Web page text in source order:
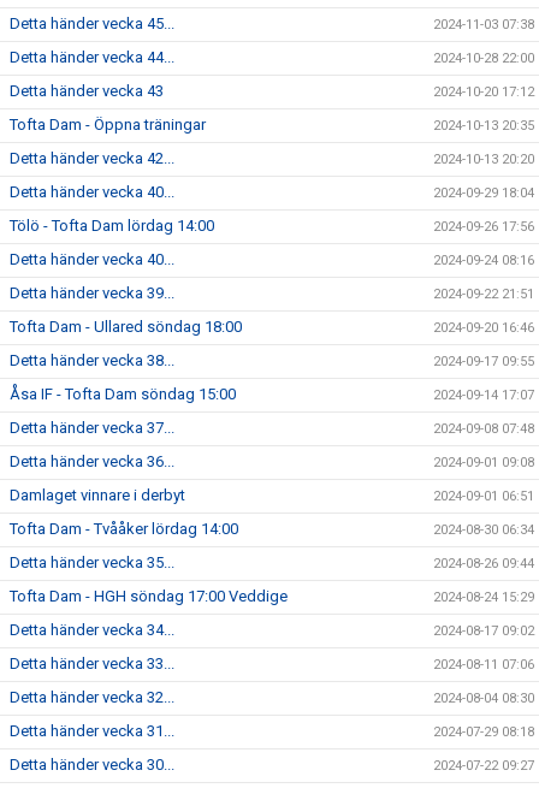
Detta händer vecka 45... 2024-11-03 07:38
Detta händer vecka 44... 2024-10-28 22:00
Detta händer vecka 43 2024-10-20 17:12
Tofta Dam - Öppna träningar 2024-10-13 20:35
Detta händer vecka 42... 2024-10-13 20:20
Detta händer vecka 40... 2024-09-29 18:04
Tölö - Tofta Dam lördag 14:00 2024-09-26 17:56
Detta händer vecka 40... 2024-09-24 08:16
Detta händer vecka 39... 2024-09-22 21:51
Tofta Dam - Ullared söndag 18:00 2024-09-20 16:46
Detta händer vecka 38... 2024-09-17 09:55
Åsa IF - Tofta Dam söndag 15:00 2024-09-14 17:07
Detta händer vecka 37... 2024-09-08 07:48
Detta händer vecka 36... 2024-09-01 09:08
Damlaget vinnare i derbyt 2024-09-01 06:51
Tofta Dam - Tvååker lördag 14:00 2024-08-30 06:34
Detta händer vecka 35... 2024-08-26 09:44
Tofta Dam - HGH söndag 17:00 Veddige 2024-08-24 15:29
Detta händer vecka 34... 2024-08-17 09:02
Detta händer vecka 33... 2024-08-11 07:06
Detta händer vecka 32... 2024-08-04 08:30
Detta händer vecka 31... 2024-07-29 08:18
Detta händer vecka 30... 2024-07-22 09:27